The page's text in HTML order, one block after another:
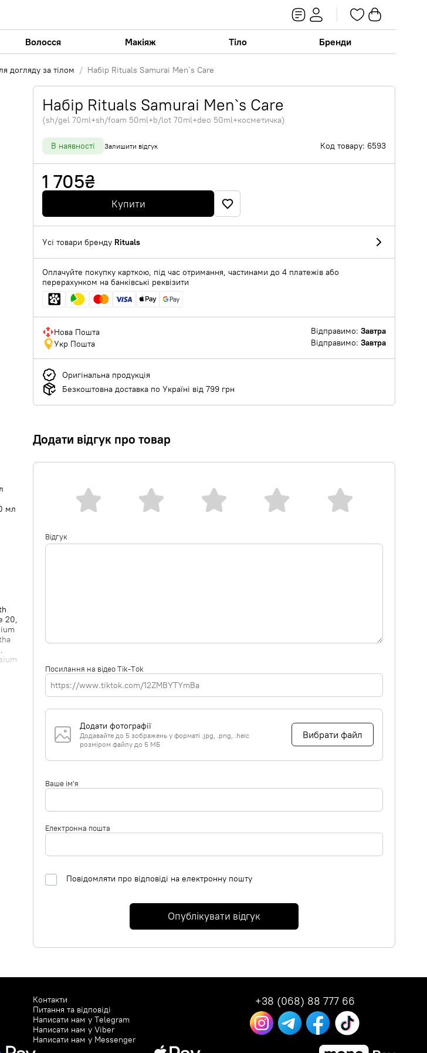
Волосся Макіяж Тіло Бренди
догляду за тілом Набір Rituals Samurai Men`s Care
Набір Rituals Samurai Men`s Care
(sh/gel 70ml+sh/foam 50ml+b/lot 70ml+deo 50ml+косметичка)
В наявності Залишити відгук Код товару: 6593
1 705₴
Купити
Усі товари бренду Rituals
Оплачуйте покупку карткою, під час отримання, частинами до 4 платежів або
перерахунком на банківські реквізити
Нова Пошта Відправимо: Завтра
Укр Пошта
Відправимо: Завтра
Оригінальна продукція
Безкоштовна доставка по Україні від 799 грн
мл
20,
Додати відгук про товар
Відгук
Посилання на відео Tik-Tok
Додати фотографії
Додавайте до 5 зображень у форматі .jpg, .png, .heic
розміром файлу до 5 МБ
Вибрати файл
Ваше ім'я
Електронна пошта
Повідомляти про відповіді на електронну пошту
Опублікувати відгук
Контакти
Питання та відповіді
Написати нам у Telegram
Написати нам у Viber
Написати нам у Messenger
+38 (068) 88 777 66